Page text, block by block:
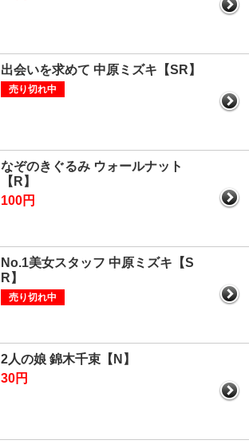
出会いを求めて 中原ミズキ【SR】
売り切れ中
なぞのきぐるみ ウォールナット
【R】
100円
No.1美女スタッフ 中原ミズキ【S
R】
売り切れ中
2人の娘 錦木千束【N】
30円